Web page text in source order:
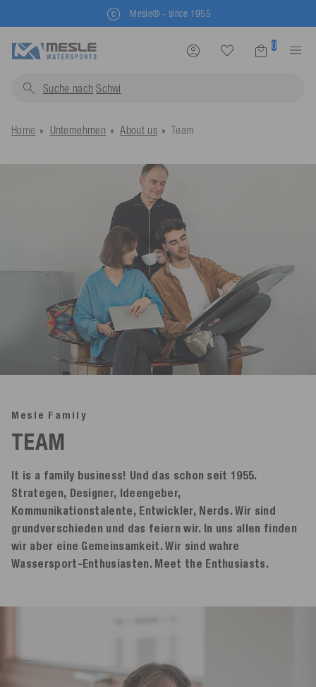
Kostenlose Rücksendung
0
Suche nach Schwimmw
Home Unternehmen About us Team
Mesle Family
TEAM
It is a family business! Und das schon seit 1955.
Strategen, Designer, Ideengeber,
Kommunikationstalente, Entwickler, Nerds. Wir sind
grundverschieden und das feiern wir. In uns allen finden
wir aber eine Gemeinsamkeit. Wir sind wahre
Wassersport-Enthusiasten. Meet the Enthusiasts.